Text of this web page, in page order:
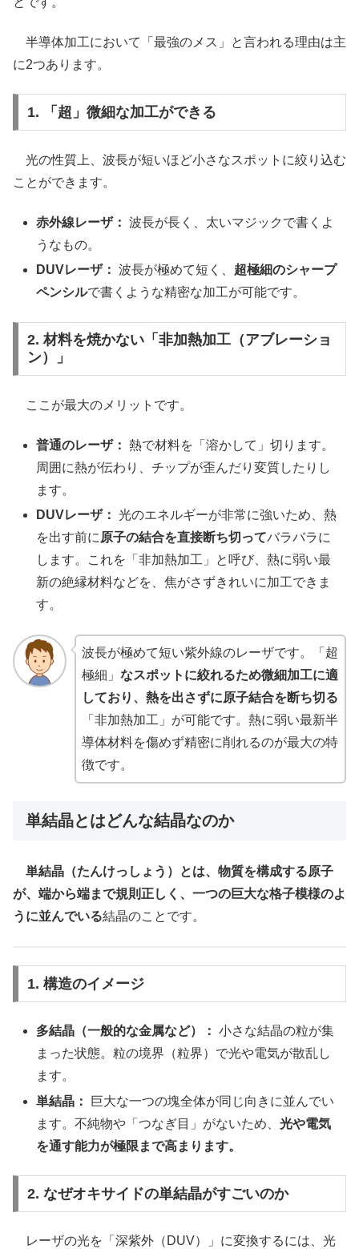
半導体加工において「最強のメス」と言われる理由は主
に2つあります。
1. 「超」微細な加工ができる
光の性質上、波長が短いほど小さなスポットに絞り込む
ことができます。
赤外線レーザ： 波長が長く、太いマジックで書くよ
うなもの。
DUVレーザ： 波長が極めて短く、 超極細のシャープ
ペンシルで書くような精密な加工が可能です。
2. 材料を焼かない「非加熱加工（アブレーショ
ン）」
ここが最大のメリットです。
普通のレーザ： 熱で材料を「溶かして」切ります。
周囲に熱が伝わり、チップが歪んだり変質したりし
ます。
DUVレーザ： 光のエネルギーが非常に強いため、熱
を出す前に原子の結合を直接断ち切ってバラバラに
します。これを「非加熱加工」と呼び、熱に弱い最
新の絶縁材料などを、焦がさずきれいに加工できま
す。
波長が極めて短い紫外線のレーザです。「超
極細」 なスポットに絞れるため微細加工に適
しており、熱を出さずに原子結合を断ち切る
「非加熱加工」が可能です。熱に弱い最新半
導体材料を傷めず精密に削れるのが最大の特
徴です。
単結晶とはどんな結晶なのか
単結晶（たんけっしょう）とは、物質を構成する原子
が、端から端まで規則正しく、一つの巨大な格子模様のよ
うに並んでいる結晶のことです。
1. 構造のイメージ
多結晶（一般的な金属など）： 小さな結晶の粒が集
まった状態。粒の境界（粒界）で光や電気が散乱し
ます。
単結晶：
巨大な一つの塊全体が同じ向きに並んでい
ます。不純物や「つなぎ目」がないため、光や電気
を通す能力が極限まで高まります。
2. なぜオキサイドの単結晶がすごいのか
レーザの光を「深紫外（DUV）」に変換するには、光